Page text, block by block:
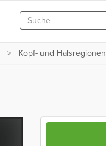
Kopf- und Halsregionen